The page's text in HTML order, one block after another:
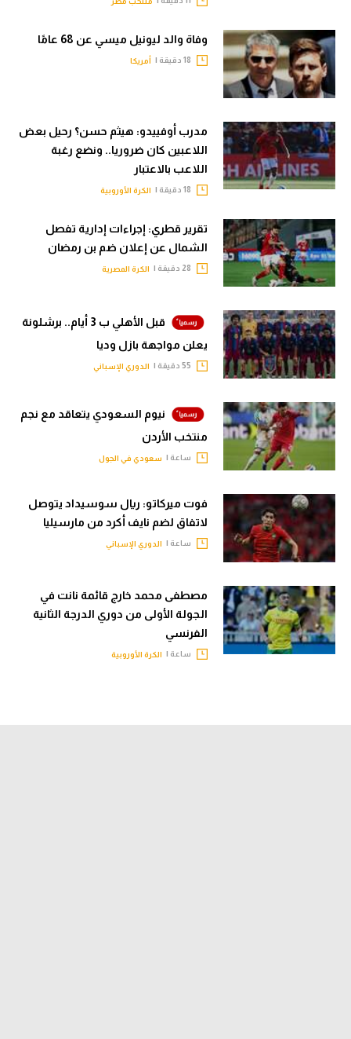
وفاة والد ليونيل ميسي عن 68 عامًا
أمريكا
مدرب أوفييدو: هيثم حسن؟ رحيل بعض
اللاعبين كان ضروريا.. ونضع رغبة
اللاعب بالاعتبار
الكرة الأوروبية
تقرير قطري: إجراءات إدارية تفصل
الشمال عن إعلان ضم بن رمضان
الكرة المصرية
قبل الأهلي ب 3 أيام.. برشلونة
يعلن مواجهة بازل وديا
الدوري الإسباني
نيوم السعودي يتعاقد مع نجم
منتخب الأردن
ساعة | سعودي في الجول
فوت ميركاتو: ريال سوسيداد يتوصل
لاتفاق لضم نايف أكرد من مارسيليا
ساعة | الدوري الإسباني
مصطفى محمد خارج قائمة نانت في
الجولة الأولى من دوري الدرجة الثانية
الفرنسي
ساعة | الكرة الأوروبية